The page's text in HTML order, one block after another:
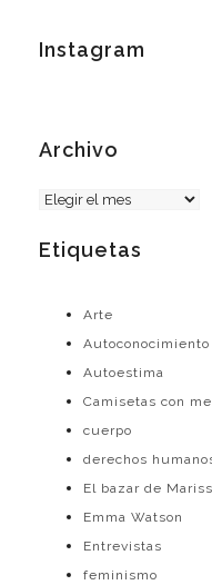
Instagram
Archivo
Archivo
Etiquetas
Arte
Autoconocimiento
Autoestima
Camisetas con
cuerpo
derechos
El bazar de
Emma Watson
Entrevistas
feminismo